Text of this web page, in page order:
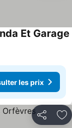
Et Garage
les prix
Partager